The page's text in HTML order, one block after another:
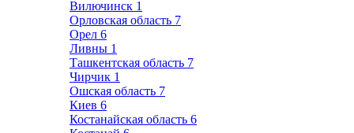
Вилючинск 1
Орловская область 7
Орел 6
Ливны 1
Ташкентская область 7
Чирчик 1
Ошская область 7
Киев 6
Костанайская область 6